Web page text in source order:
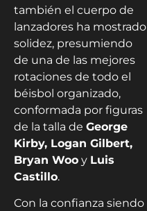
también el cuerpo de
lanzadores ha mostrado
solidez, presumiendo
de una de las mejores
rotaciones de todo el
béisbol organizado,
conformada por figuras
de la talla de George
Kirby, Logan Gilbert,
Bryan Woo y Luis
Castillo.
Con la confianza siendo